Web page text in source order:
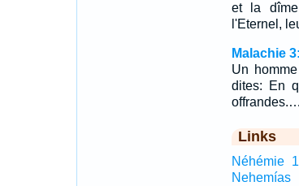
et la
l'Eternel,
Malachie
Un
dites: En
offrandes.…
Links
Néhémie
Nehemías